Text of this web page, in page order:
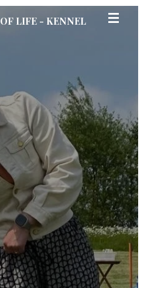
LIFE - KENNEL